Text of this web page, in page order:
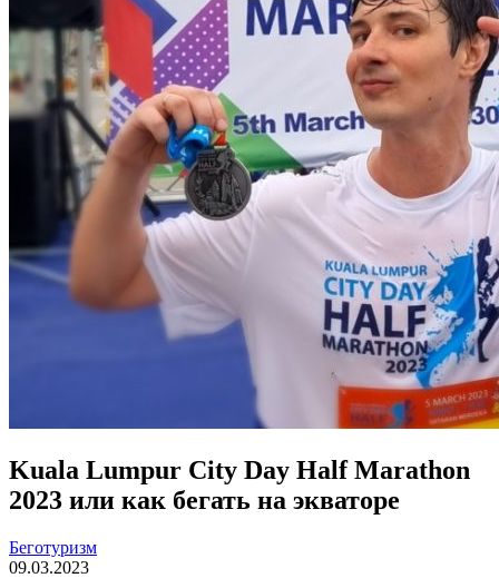
Kuala Lumpur City Day Half Marathon
2023 или как бегать на экваторе
Беготуризм
09.03.2023